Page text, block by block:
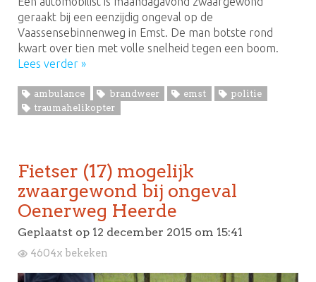
geraakt bij een eenzijdig ongeval op de
Vaassensebinnenweg in Emst. De man botste rond
kwart over tien met volle snelheid tegen een boom.
Lees verder »
ambulance brandweer emst
politie
traumahelikopter
Fietser (17) mogelijk
zwaargewond bij ongeval
Oenerweg Heerde
Geplaatst op 12 december 2015 om 15:41
4604x bekeken